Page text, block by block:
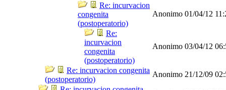
Re: incurvacion
congenita
(postoperatorio)
Anonimo 01/04/12
Re:
incurvacion
congenita
(postoperatorio)
Anonimo 03/04/12
Re: incurvacion congenita
(postoperatorio)
Anonimo 21/12/09